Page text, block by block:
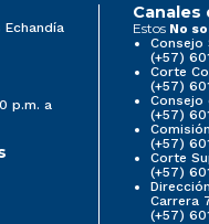
p.m. a
Canales
Estos No
Consejo
(+57)
Corte
(+57)
Consejo
(+57)
(+57)
Corte
(+57)
Carrera
(+57)